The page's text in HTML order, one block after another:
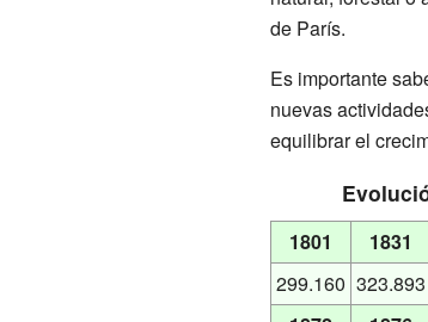
de París.
Es importante
nuevas
equilibrar el
1801 1831
299.160 323.893